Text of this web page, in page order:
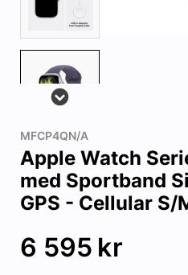
MFCP4QN/A
Apple Watch
med Sportband
GPS - Cellular S/
6 595 kr